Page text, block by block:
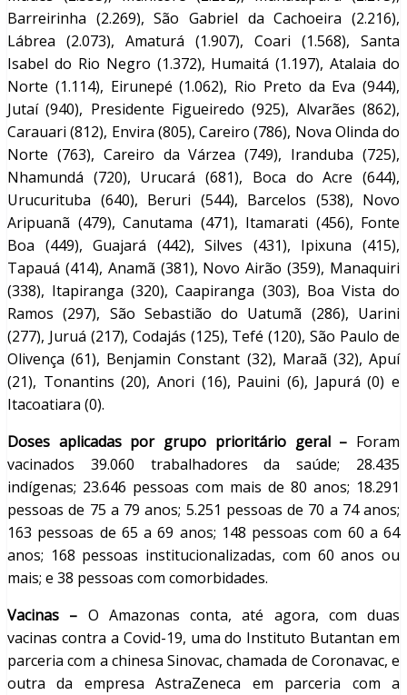
Barreirinha (2.269), São Gabriel da Cachoeira (2.216),
Lábrea (2.073), Amaturá (1.907), Coari (1.568), Santa
Isabel do Rio Negro (1.372), Humaitá (1.197), Atalaia do
Norte (1.114), Eirunepé (1.062), Rio Preto da Eva (944),
Jutaí (940), Presidente Figueiredo (925), Alvarães (862),
Carauari (812), Envira (805), Careiro (786), Nova Olinda do
Norte (763), Careiro da Várzea (749), Iranduba (725),
Nhamundá (720), Urucará (681), Boca do Acre (644),
Urucurituba (640), Beruri (544), Barcelos (538), Novo
Aripuanã (479), Canutama (471), Itamarati (456), Fonte
Boa (449), Guajará (442), Silves (431), Ipixuna (415),
Tapauá (414), Anamã (381), Novo Airão (359), Manaquiri
(338), Itapiranga (320), Caapiranga (303), Boa Vista do
Ramos (297), São Sebastião do Uatumã (286), Uarini
(277), Juruá (217), Codajás (125), Tefé (120), São Paulo de
Olivença (61), Benjamin Constant (32), Maraã (32), Apuí
(21), Tonantins (20), Anori (16), Pauini (6), Japurá (0) e
Itacoatiara (0).
Doses aplicadas por grupo prioritário geral – Foram
vacinados 39.060 trabalhadores da saúde; 28.435
indígenas; 23.646 pessoas com mais de 80 anos; 18.291
pessoas de 75 a 79 anos; 5.251 pessoas de 70 a 74 anos;
163 pessoas de 65 a 69 anos; 148 pessoas com 60 a 64
anos; 168 pessoas institucionalizadas, com 60 anos ou
mais; e 38 pessoas com comorbidades.
Vacinas – O Amazonas conta, até agora, com duas
vacinas contra a Covid-19, uma do Instituto Butantan em
parceria com a chinesa Sinovac, chamada de Coronavac, e
outra da empresa AstraZeneca em parceria com a